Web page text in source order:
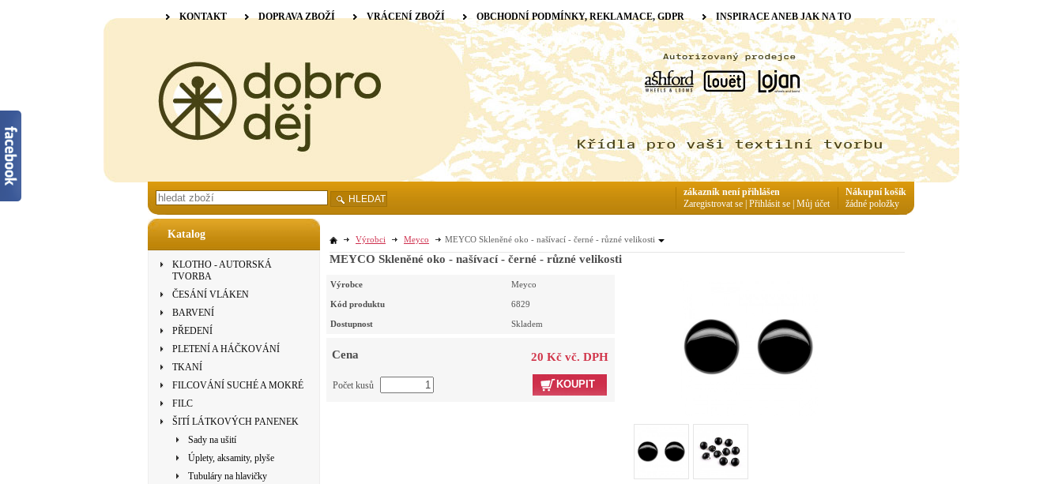
Katalog
KLOTHO - AUTORSKÁ
TVORBA
ČESÁNÍ VLÁKEN
BARVENÍ
PŘEDENÍ
PLETENÍ A HÁČKOVÁNÍ
TKANÍ
FILCOVÁNÍ SUCHÉ A MOKRÉ
FILC
ŠITÍ LÁTKOVÝCH PANENEK
Sady na ušití
Úplety, aksamity, plyše
Tubuláry na hlavičky
Výrobci Meyco MEYCO Skleněné oko - našívací - černé - různé velikosti
MEYCO Skleněné oko - našívací - černé - různé velikosti
Výrobce Meyco
Kód produktu 6829
Dostupnost Skladem
Cena 20 Kč vč. DPH
KOUPIT
Počet kusů
KONTAKT DOPRAVA ZBOŽÍ VRÁCENÍ ZBOŽÍ OBCHODNÍ PODMÍNKY, REKLAMACE, GDPR INSPIRACE ANEB JAK NA TO
HLEDAT
Nákupní košík
žádné položky
zákazník není přihlášen
Zaregistrovat se Přihlásit se Můj účet